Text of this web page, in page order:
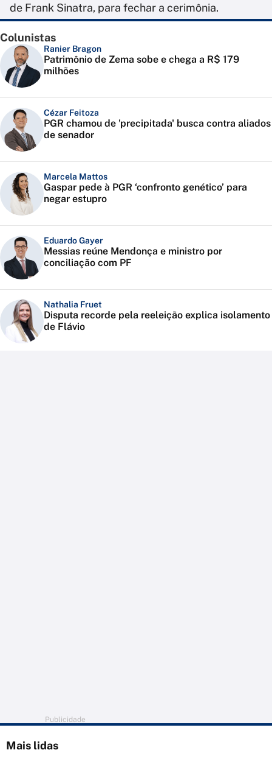
de Frank Sinatra, para fechar a cerimônia.
Colunistas
Ranier Bragon
Patrimônio de Zema sobe e chega a R$ 179
milhões
Cézar Feitoza
PGR chamou de 'precipitada' busca contra aliados
de senador
Marcela Mattos
Gaspar pede à PGR ‘confronto genético’ para
negar estupro
Eduardo Gayer
Messias reúne Mendonça e ministro por
conciliação com PF
Nathalia Fruet
Disputa recorde pela reeleição explica isolamento
de Flávio
Publicidade
Mais lidas